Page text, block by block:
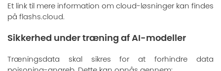
Et link til mere information om cloud-løsninger kan findes
på flashs.cloud.
Sikkerhed under træning af AI-modeller
Træningsdata skal sikres for at forhindre data